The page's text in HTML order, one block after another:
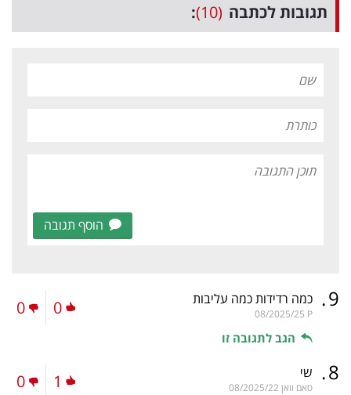
תגובות לכתבה (10)
:
הוסף תגובה
9
. כמה רדידות כמה עליבות
P
08/2025/25
הגב לתגובה זו
0
0
8
. שי
סאם וואן 08/2025/22
1
0